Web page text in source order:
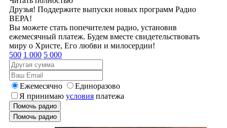
Друзья! Поддержите выпуски новых программ Радио
ВЕРА!
Вы можете стать попечителем радио, установив
ежемесячный платеж. Будем вместе свидетельствовать
миру о Христе, Его любви и милосердии!
500 1 000 5 000
Ежемесячно
Единоразово
Я принимаю условия платежа
Помочь радио
Помочь радио